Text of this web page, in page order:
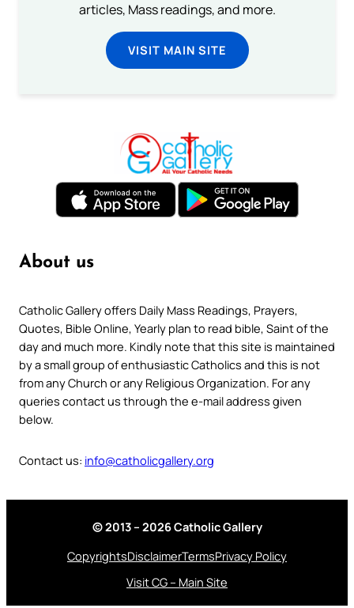
articles, Mass readings, and more.
VISIT MAIN SITE
About us
Catholic Gallery offers Daily Mass Readings, Prayers,
Quotes, Bible Online, Yearly plan to read bible, Saint of the
day and much more. Kindly note that this site is maintained
by a small group of enthusiastic Catholics and this is not
from any Church or any Religious Organization. For any
queries contact us through the e-mail address given
below.
Contact us: info@catholicgallery.org
© 2013 – 2026 Catholic Gallery
CopyrightsDisclaimerTermsPrivacy Policy
Visit CG – Main Site